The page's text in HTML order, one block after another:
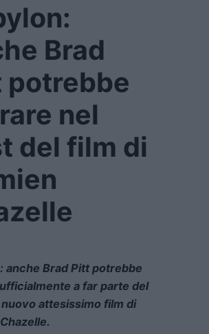
Brad
potrebbe
nel
del film di
anche Brad Pitt potrebbe
a far parte del
attesissimo film di